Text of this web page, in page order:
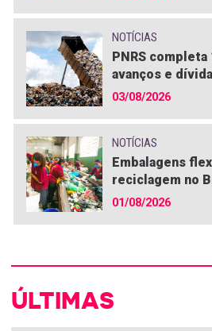
NOTÍCIAS
PNRS completa
avanços e
03/08/2026
NOTÍCIAS
Embalagens
reciclagem no
01/08/2026
ÚLTIMAS